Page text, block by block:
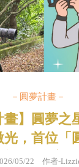
－圓夢計畫－
畫】圓夢
光，首位「
的追光之路
05/22 作者-